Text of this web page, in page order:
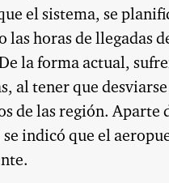
el sistema, se
las horas de llegadas
la forma actual,
al tener que
de las región. Aparte
indicó que el